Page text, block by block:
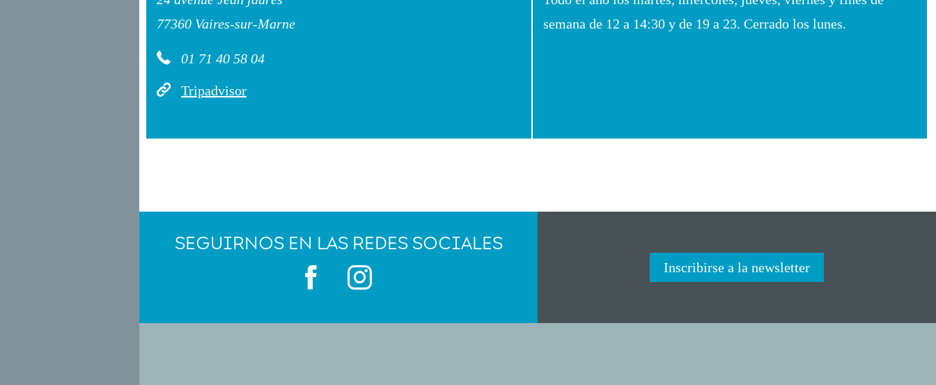
77360 Vaires-sur-Marne
01 71 40 58 04
Tripadvisor
semana de 12 a 14:30 y de 19 a 23. Cerrado los lunes.
SEGUIRNOS EN LAS REDES SOCIALES
Inscribirse a la newsletter